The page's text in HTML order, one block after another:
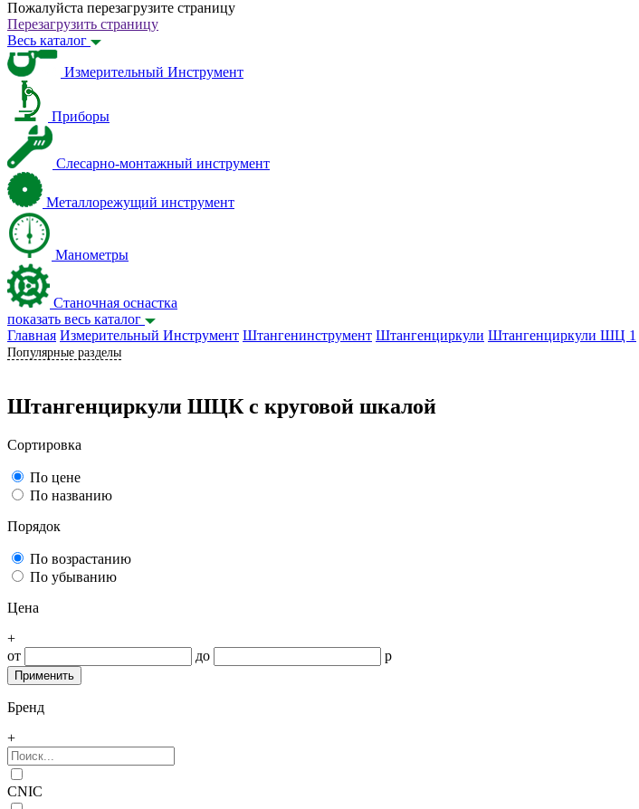
Пожалуйста перезагрузите страницу
Перезагрузить страницу
Весь каталог
Измерительный Инструмент
Приборы
Слесарно-монтажный инструмент
Металлорежущий инструмент
Манометры
Станочная оснастка
показать весь каталог
Главная Измерительный Инструмент Штангенинструмент Штангенциркули Штангенциркули ШЦ 1
Популярные разделы
Штангенциркули ШЦК с круговой шкалой
Сортировка
По цене
По названию
Порядок
По возрастанию
По убыванию
Цена
+
от
до р
Бренд
+
CNIC